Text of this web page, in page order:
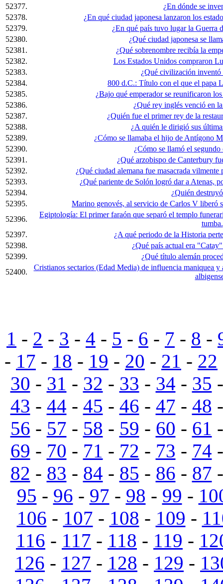
52377.
¿En dónde se
52378.
¿En qué ciudad japonesa lanzaron los
52379.
¿En qué país tuvo lugar la Guerra
52380.
¿Qué ciudad japonesa se
52381.
¿Qué sobrenombre recibía la
52382.
Los Estados Unidos compraron
52383.
¿Qué civilización inventó
52384.
800 d.C.: Título con el que el papa
52385.
¿Bajo qué emperador se reunificaron
52386.
¿Qué rey inglés venció en
52387.
¿Quién fue el primer rey de la
52388.
¿A quién le dirigió sus
52389.
¿Cómo se llamaba el hijo de Antígono
52390.
¿Cómo se llamó el segundo
52391.
¿Qué arzobispo de Canterbury
52392.
¿Qué ciudad alemana fue masacrada
52393.
¿Qué pariente de Solón logró dar a Atenas,
52394.
¿Quién
52395.
Marino genovés, al servicio de Carlos V liberó
52396.
Egiptología: El primer faraón que separó el templo
tumba.
52397.
¿A qué periodo de la Historia
52398.
¿Qué país actual era
52399.
¿Qué título alemán
52400.
Cristianos sectarios (Edad Media) de influencia maniquea
1 - 2 - 3 - 4 - 5 - 6 - 7 - 8 -
- 17 - 18 - 19 - 20 - 21 - 22
30 - 31 - 32 - 33 - 34 - 35
43 - 44 - 45 - 46 - 47 - 48
56 - 57 - 58 - 59 - 60 - 61
69 - 70 - 71 - 72 - 73 - 74
82 - 83 - 84 - 85 - 86 - 87
95 - 96 - 97 - 98 - 99 -
106 - 107 - 108 - 109 -
116 - 117 - 118 - 119 -
126 - 127 - 128 - 129 -